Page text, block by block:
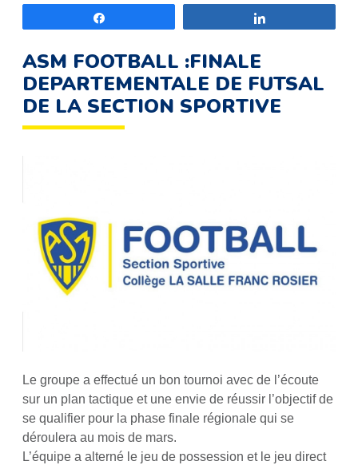
ASM FOOTBALL :FINALE
DEPARTEMENTALE DE FUTSAL
DE LA SECTION SPORTIVE
Le groupe a effectué un bon tournoi avec de l’écoute
sur un plan tactique et une envie de réussir l’objectif de
se qualifier pour la phase finale régionale qui se
déroulera au mois de mars.
L’équipe a alterné le jeu de possession et le jeu direct